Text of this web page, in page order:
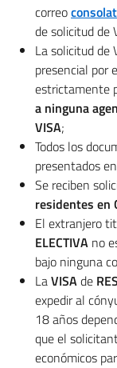
correo
de solicitud de
La solicitud de
presencial por
estrictamente
a ninguna
VISA;
Todos los
presentados
Se reciben
residentes en
El extranjero
ELECTIVA no
bajo ninguna
LaVISAde
expedir al
18 años
que el
económicos